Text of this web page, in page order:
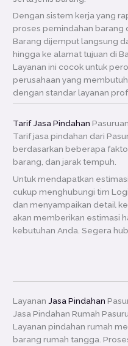
Dengan sistem kerja yang
proses pemindahan barang
Barang dijemput langsung
hingga ke alamat tujuan di
Layanan ini cocok untuk
perusahaan yang
dengan standar layanan
Tarif Jasa Pindahan
Tarif jasa pindahan dari
berdasarkan beberapa
barang, dan jarak tempuh.
Untuk mendapatkan
cukup menghubungi tim
dan menyampaikan detail
akan memberikan estimasi
kebutuhan Anda. Segera
Layanan Jasa Pindahan
Jasa Pindahan Rumah
Layanan pindahan rumah
barang rumah tangga.